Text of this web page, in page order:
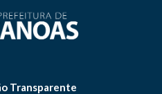
Transparente